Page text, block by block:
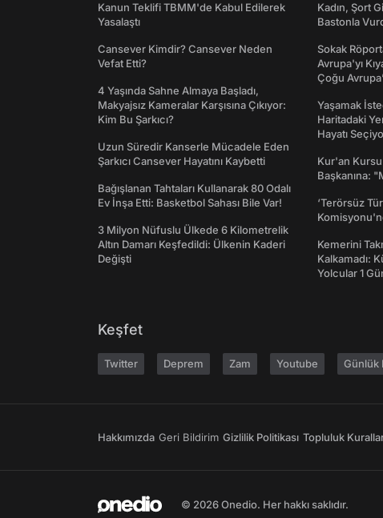
Kanun Teklifi TBMM'de Kabul Edilerek
Yasalaştı
Cansever Kimdir? Cansever Neden
Vefat Etti?
4 Yaşında Sahne Almaya Başladı,
Makyajsız Kameralar Karşısına Çıkıyor:
Kim Bu Şarkıcı?
Uzun Süredir Kanserle Mücadele Eden
Şarkıcı Cansever Hayatını Kaybetti
Bağışlanan Tahtaları Kullanarak 80 Odalı
Ev İnşa Etti: Basketbol Sahası Bile Var!
3 Milyon Nüfuslu Ülkede 6 Kilometrelik
Altın Damarı Keşfedildi: Ülkenin Kaderi
Değişti
Kadın, Şort
Bastonla
Sokak
Avrupa'yı
Çoğu
Yaşamak
Haritadaki
Hayatı
Kur'an
Başkanına:
‘Terörsüz
Kemerini
Kalkamadı:
Yolcular 1
Keşfet
Twitter Deprem Zam Youtube Günlük
Hakkımızda Geri Bildirim Gizlilik Politikası Topluluk
© 2026 Onedio. Her hakkı saklıdır.